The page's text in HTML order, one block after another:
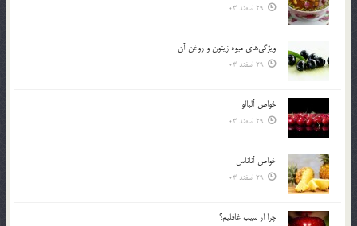
29 اسفند 03
ويژگي‌هاي ميوه زيتون و روغن آن
29 اسفند 03
خواص آلبالو
29 اسفند 03
خواص آناناس
29 اسفند 03
چرا از سيب غافليم؟